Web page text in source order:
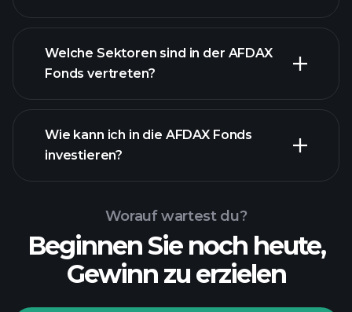
Bestände
Welche Sektoren sind in der AFDAX
Fonds vertreten?
Wie kann ich in die AFDAX Fonds
investieren?
Worauf wartest du?
Beginnen Sie noch heute,
Gewinn zu erzielen